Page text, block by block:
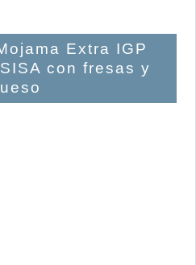
Extra IGP
con fresas y